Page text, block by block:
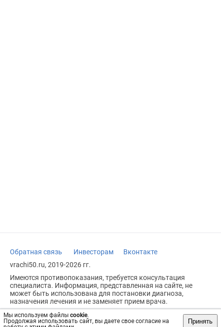
Мы используем файлы cookie.
Продолжая использовать сайт, вы даете свое согласие на
Принять
Обратная связь Инвесторам
Вконтакте
vrachi50.ru, 2019-2026 гг.
Имеются противопоказания, требуется консультация
специалиста. Информация, представленная на сайте, не
может быть использована для постановки диагноза,
назначения лечения и не заменяет прием врача.
Возрастное ограничение: 18+